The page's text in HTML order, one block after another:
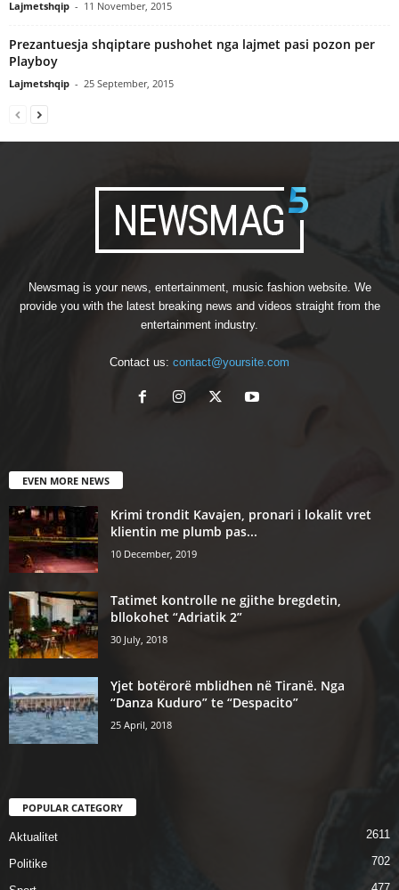
Lajmetshqip - 11 November, 2015
Prezantuesja shqiptare pushohet nga lajmet pasi pozon per
Playboy
Lajmetshqip - 25 September, 2015
Newsmag is your news, entertainment, music fashion website. We
provide you with the latest breaking news and videos straight from the
entertainment industry.
Contact us: contact@yoursite.com
EVEN MORE NEWS
Krimi trondit Kavajen, pronari i lokalit vret
klientin me plumb pas...
10 December, 2019
Tatimet kontrolle ne gjithe bregdetin,
bllokohet “Adriatik 2”
30 July, 2018
Yjet botërorë mblidhen në Tiranë. Nga
“Danza Kuduro” te “Despacito”
25 April, 2018
POPULAR CATEGORY
Aktualitet 2611
Politike 702